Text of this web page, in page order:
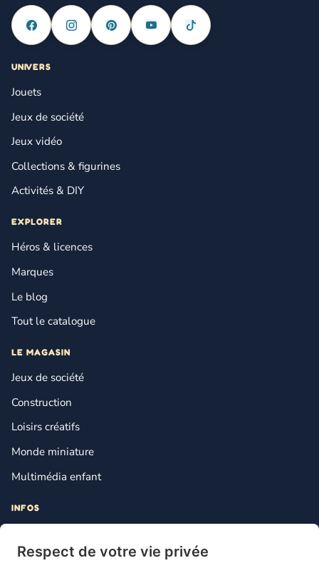
Respect de votre vie privée
UNIVERS
Jouets
Jeux de société
Jeux vidéo
Collections & figurines
Activités & DIY
EXPLORER
Héros & licences
Marques
Le blog
Tout le catalogue
LE MAGASIN
Jeux de société
Construction
Loisirs créatifs
Monde miniature
Multimédia enfant
INFOS
Mentions légales